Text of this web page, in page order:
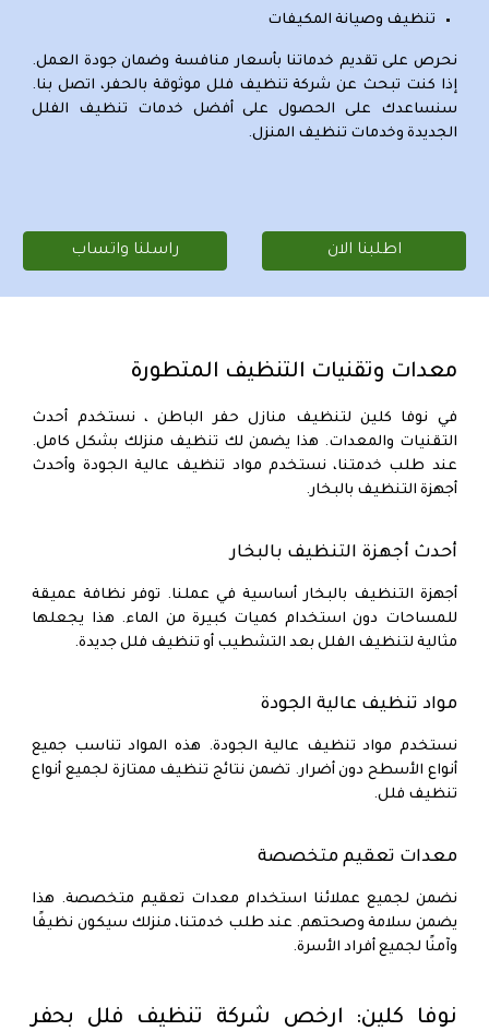
تنظيف وصيانة المكيفات
نحرص على تقديم خدماتنا بأسعار منافسة وضمان جودة العمل.
إذا كنت تبحث عن شركة تنظيف فلل موثوقة بالحفر، اتصل بنا.
سنساعدك على الحصول على أفضل خدمات تنظيف الفلل
الجديدة وخدمات تنظيف المنزل.
راسلنا واتساب اطلبنا الان
معدات وتقنيات التنظيف المتطورة
في نوفا كلين لتنظيف منازل حفر الباطن، نستخدم أحدث
التقنيات والمعدات. هذا يضمن لك تنظيف منزلك بشكل كامل.
عند طلب خدمتنا، نستخدم مواد تنظيف عالية الجودة وأحدث
أجهزة التنظيف بالبخار.
أحدث أجهزة التنظيف بالبخار
أجهزة التنظيف بالبخار أساسية في عملنا. توفر نظافة عميقة
للمساحات دون استخدام كميات كبيرة من الماء. هذا يجعلها
مثالية لتنظيف الفلل بعد التشطيب أو تنظيف فلل جديدة.
مواد تنظيف عالية الجودة
نستخدم مواد تنظيف عالية الجودة. هذه المواد تناسب جميع
أنواع الأسطح دون أضرار. تضمن نتائج تنظيف ممتازة لجميع أنواع
تنظيف فلل.
معدات تعقيم متخصصة
نضمن لجميع عملائنا استخدام معدات تعقيم متخصصة. هذا
يضمن سلامة وصحتهم. عند طلب خدمتنا، منزلك سيكون نظيفًا
وآمنًا لجميع أفراد الأسرة.
نوفا كلين: ارخص شركة تنظيف فلل بحفر